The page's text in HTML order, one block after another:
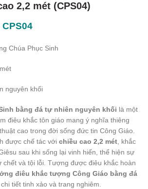
2,2 mét (CPS04)
Chúa Phục Sinh
nguyên khối
bằng đá tự nhiên nguyên khối là một
điêu khắc tôn giáo mang ý nghĩa thiêng
cao trong đời sống đức tin Công Giáo.
được chế tác với chiều cao 2,2 mét , khắc
sau khi sống lại vinh hiển, thể hiện sự
chết và tội lỗi. Tượng được điêu khắc hoàn
điêu khắc tượng Công Giáo bằng đá
chi tiết tinh xảo và trang nghiêm.